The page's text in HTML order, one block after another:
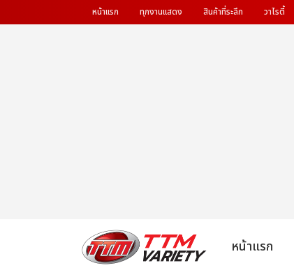
หน้าแรก ทุกงานแสดง สินค้าที่ระลึก วาไรตี้
หน้าแรก